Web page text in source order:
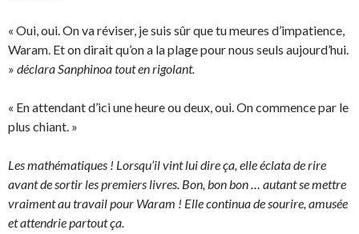
« Oui, oui. On va réviser, je suis sûr que tu meures d’impatience,
Waram. Et on dirait qu’on a la plage pour nous seuls aujourd’hui.
» déclara Sanphinoa tout en rigolant.
« En attendant d’ici une heure ou deux, oui. On commence par le
plus chiant. »
Les mathématiques ! Lorsqu’il vint lui dire ça, elle éclata de rire
avant de sortir les premiers livres. Bon, bon bon … autant se mettre
vraiment au travail pour Waram ! Elle continua de sourire, amusée
et attendrie partout ça.